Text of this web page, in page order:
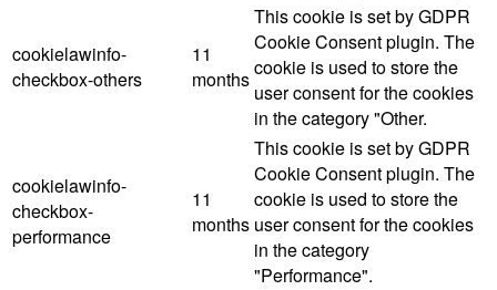
cookielawinfo-
checkbox-others
11
months
This cookie is set by GDPR
Cookie Consent plugin. The
cookie is used to store the
user consent for the cookies
in the category "Other.
cookielawinfo-
checkbox-
performance
11
months
This cookie is set by GDPR
Cookie Consent plugin. The
cookie is used to store the
user consent for the cookies
in the category
"Performance".